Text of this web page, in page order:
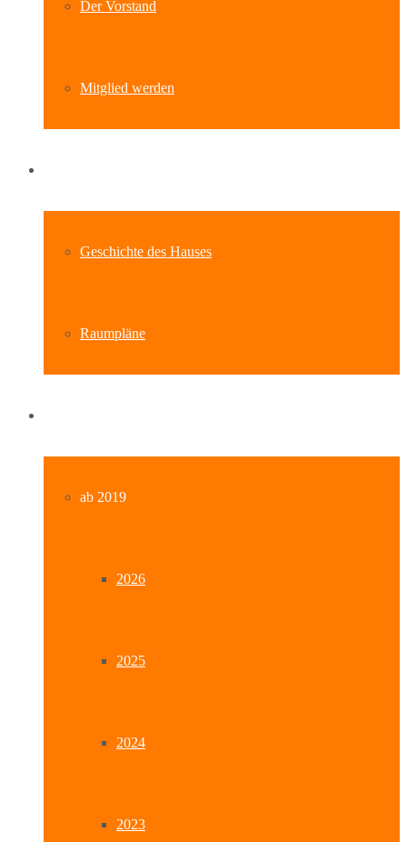
Der Vorstand
Mitglied werden
Geschichte des Hauses
Raumpläne
ab 2019
2026
2025
2024
2023